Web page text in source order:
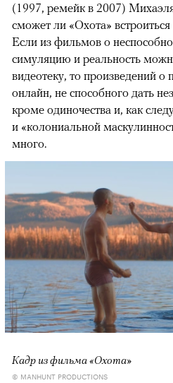
(1997, ремейк в 2007)
сможет ли «Охота»
Если из фильмов о
симуляцию и реальность
видеотеку, то произведений о
онлайн, не способного дать
кроме одиночества и, как
и «колониальной
много.
Кадр из фильма «Охота»
© MANHUNT PRODUCTIONS